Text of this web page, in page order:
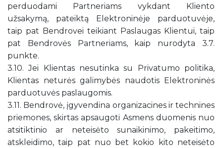
perduodami Partneriams vykdant Kliento
užsakymą, pateiktą Elektroninėje parduotuvėje,
taip pat Bendrovei teikiant Paslaugas Klientui, taip
pat Bendrovės Partneriams, kaip nurodyta 3.7.
punkte.
3.10. Jei Klientas nesutinka su Privatumo politika,
Klientas neturės galimybės naudotis Elektroninės
parduotuvės paslaugomis.
3.11. Bendrovė, įgyvendina organizacines ir technines
priemones, skirtas apsaugoti Asmens duomenis nuo
atsitiktinio ar neteisėto sunaikinimo, pakeitimo,
atskleidimo, taip pat nuo bet kokio kito neteisėto